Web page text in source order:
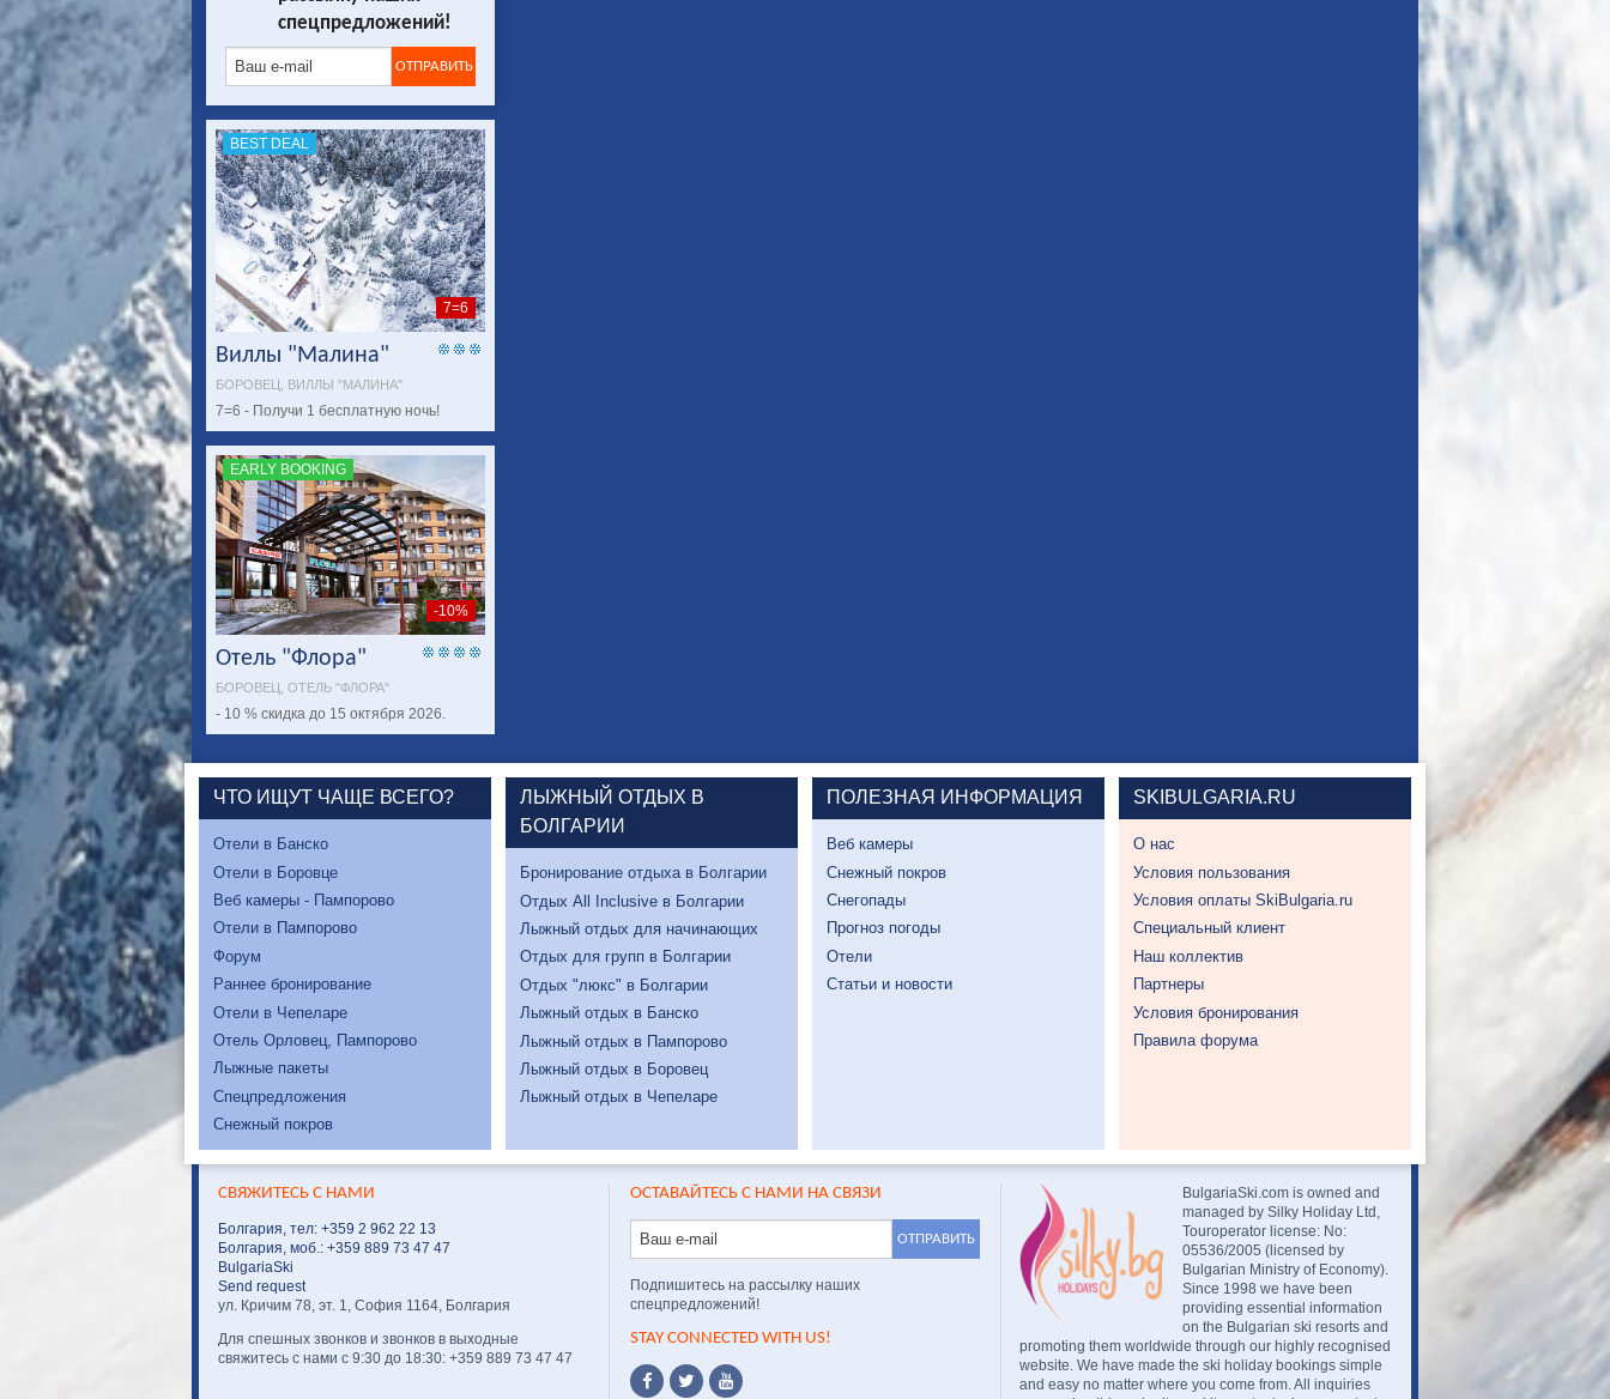
спецпредложений!
BEST DEAL
7=6
Виллы "Малина"
БОРОВЕЦ, ВИЛЛЫ "МАЛИНА"
7=6 - Получи 1 бесплатную ночь!
EARLY BOOKING
-10%
Отель "Флора"
БОРОВЕЦ, ОТЕЛЬ "ФЛОРА"
- 10 % скидка до 15 октября 2026.
ЧТО ИЩУТ ЧАЩЕ ВСЕГО?
Отели в Банско
Отели в Боровце
Веб камеры - Пампорово
Отели в Пампорово
Форум
Раннее бронирование
Отели в Чепеларе
Отель Орловец, Пампорово
Лыжные пакеты
Спецпредложения
Снежный покров
ЛЫЖНЫЙ ОТДЫХ В
БОЛГАРИИ
Бронирование отдыха в Болгарии
Отдых All Inclusive в Болгарии
Лыжный отдых для начинающих
Отдых для групп в Болгарии
Отдых "люкс" в Болгарии
Лыжный отдых в Банско
Лыжный отдых в Пампорово
Лыжный отдых в Боровец
Лыжный отдых в Чепеларе
ПОЛЕЗНАЯ ИНФОРМАЦИЯ
Веб камеры
Снежный покров
Снегопады
Прогноз погоды
Отели
Статьи и новости
SKIBULGARIA.RU
О нас
Условия пользования
Условия оплаты SkiBulgaria.ru
Специальный клиент
Наш коллектив
Партнеры
Условия бронирования
Правила форума
СВЯЖИТЕСЬ С НАМИ
Болгария, тел: +359 2 962 22 13
Болгария, моб.: +359 889 73 47 47
BulgariaSki
Send request
ул. Кричим 78, эт. 1, София 1164, Болгария
Для спешных звонков и звонков в выходные
свяжитесь с нами с 9:30 до 18:30: +359 889 73 47 47
ОСТАВАЙТЕСЬ С НАМИ НА СВЯЗИ
Подпишитесь на рассылку наших
спецпредложений!
STAY CONNECTED WITH US!
BulgariaSki.com is owned and
managed by Silky Holiday Ltd,
Touroperator license: No:
05536/2005 (licensed by
Bulgarian Ministry of Economy).
Since 1998 we have been
providing essential information
on the Bulgarian ski resorts and
promoting them worldwide through our highly recognised
website. We have made the ski holiday bookings simple
and easy no matter where you come from. All inquiries